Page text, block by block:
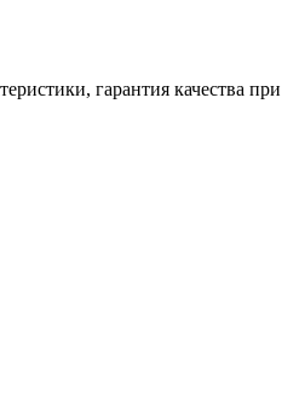
гарантия качества при